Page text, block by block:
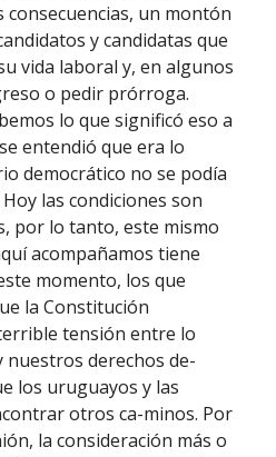
consecuencias, un montón
y candidatas que
vida laboral y, en algunos
o pedir prórroga.
lo que significó eso a
entendió que era lo
democrático no se podía
las condiciones son
por lo tanto, este mismo
acompañamos tiene
momento, los que
la Constitución
tensión entre lo
derechos de-
los uruguayos y las
otros ca-minos. Por
la consideración más o